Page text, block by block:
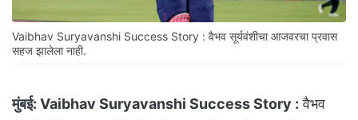
Vaibhav Suryavanshi Success Story : वैभव सूर्यवंशीचा आजवरचा प्रवास
सहज झालेला नाही.
मुंबई: Vaibhav Suryavanshi Success Story : वैभव